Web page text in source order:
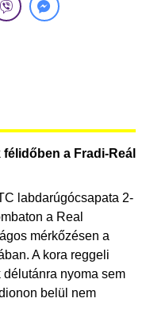
a Fradi-Reál
labdarúgócsapata 2-
a Real
mérkőzésen a
A kora reggeli
nyoma sem
belül nem